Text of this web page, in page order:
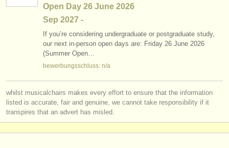
Open Day 26 June 2026
Sep 2027 -
If you’re considering undergraduate or postgraduate study,
our next in-person open days are: Friday 26 June 2026
(Summer Open…
bewerbungsschluss: n/a
whilst musicalchairs makes every effort to ensure that the information
listed is accurate, fair and genuine, we cannot take responsibility if it
transpires that an advert has misled.